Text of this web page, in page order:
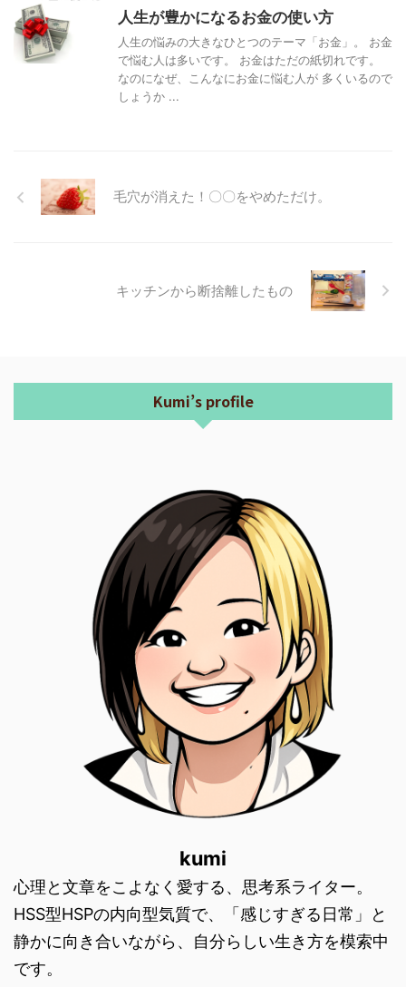
人生が豊かになるお金の使い方
人生の悩みの大きなひとつのテーマ「お金」。 お金
で悩む人は多いです。 お金はただの紙切れです。
なのになぜ、こんなにお金に悩む人が 多くいるので
しょうか ...
毛穴が消えた！〇〇をやめただけ。
キッチンから断捨離したもの
Kumi’s profile
kumi
心理と文章をこよなく愛する、思考系ライター。
HSS型HSPの内向型気質で、「感じすぎる日常」と
静かに向き合いながら、自分らしい生き方を模索中
です。